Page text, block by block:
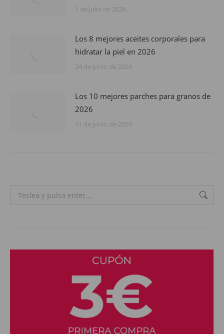
1 de julio de 2026
Los 8 mejores aceites corporales para
hidratar la piel en 2026
24 de junio de 2026
Los 10 mejores parches para granos de
2026
11 de junio de 2026
Search: